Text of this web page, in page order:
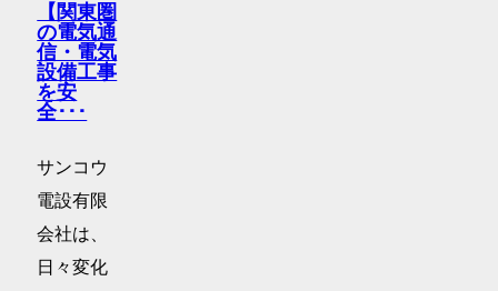
【関東圏
の電気通
信・電気
設備工事
を安
全･･･
サンコウ
電設有限
会社は、
日々変化